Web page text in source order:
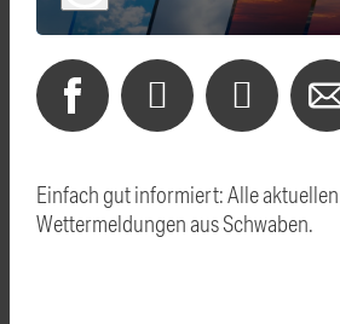
Einfach gut informiert: Alle
Wettermeldungen aus Schwaben.